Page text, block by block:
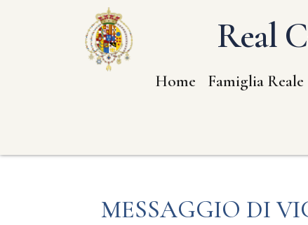
Real
Home Famiglia Reale
MESSAGGIO DI